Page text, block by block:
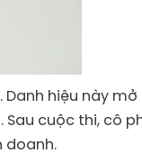
hiệu này mở
Sau cuộc thi, cô
doanh.